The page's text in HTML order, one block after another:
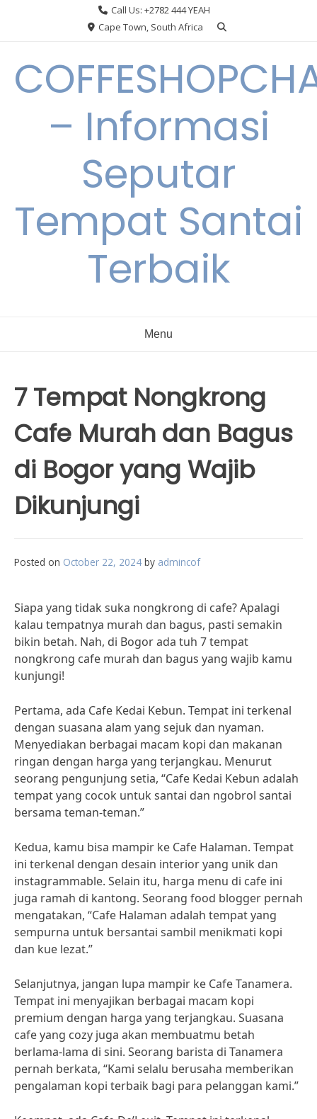
Call Us: +2782 444 YEAH
Cape Town, South Africa
– Informasi
Seputar
Tempat Santai
Terbaik
Menu
7 Tempat Nongkrong
Cafe Murah dan Bagus
di Bogor yang Wajib
Dikunjungi
Posted on October 22, 2024 by admincof
Siapa yang tidak suka nongkrong di cafe? Apalagi
kalau tempatnya murah dan bagus, pasti semakin
bikin betah. Nah, di Bogor ada tuh 7 tempat
nongkrong cafe murah dan bagus yang wajib kamu
kunjungi!
Pertama, ada Cafe Kedai Kebun. Tempat ini terkenal
dengan suasana alam yang sejuk dan nyaman.
Menyediakan berbagai macam kopi dan makanan
ringan dengan harga yang terjangkau. Menurut
seorang pengunjung setia, “Cafe Kedai Kebun adalah
tempat yang cocok untuk santai dan ngobrol santai
bersama teman-teman.”
Kedua, kamu bisa mampir ke Cafe Halaman. Tempat
ini terkenal dengan desain interior yang unik dan
instagrammable. Selain itu, harga menu di cafe ini
juga ramah di kantong. Seorang food blogger pernah
mengatakan, “Cafe Halaman adalah tempat yang
sempurna untuk bersantai sambil menikmati kopi
dan kue lezat.”
Selanjutnya, jangan lupa mampir ke Cafe Tanamera.
Tempat ini menyajikan berbagai macam kopi
premium dengan harga yang terjangkau. Suasana
cafe yang cozy juga akan membuatmu betah
berlama-lama di sini. Seorang barista di Tanamera
pernah berkata, “Kami selalu berusaha memberikan
pengalaman kopi terbaik bagi para pelanggan kami.”